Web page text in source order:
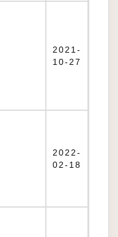
2021-
10-27
2022-
02-18